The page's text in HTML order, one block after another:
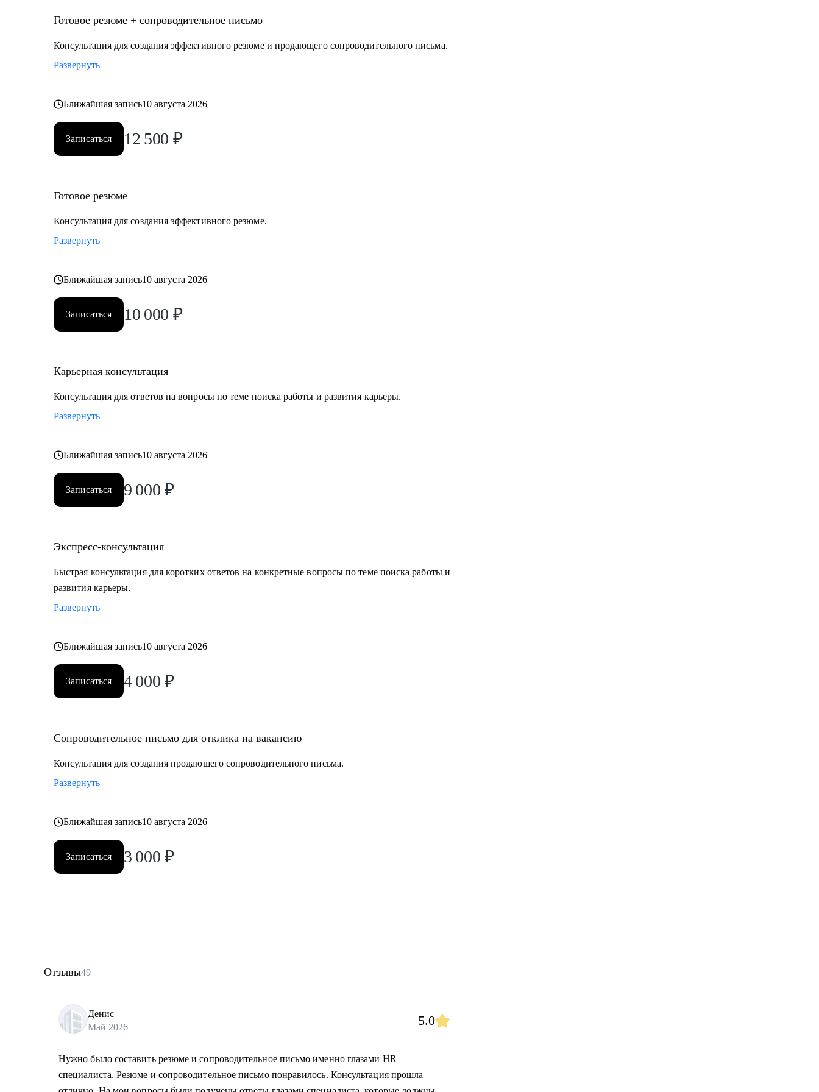
Руководителям и экспертам из отраслей и функциональных направлений:
• Нефтегаз и энергетика
• Строительство и девелопмент
• Логистика, закупки, управление цепями поставок
• Управление персоналом
• Юриспруденция и правовое сопровождение бизнеса
решение.
Готовое резюме + сопроводительное письмо
Консультация для создания эффективного резюме и продающего сопроводительного письма.
Развернуть
Ближайшая запись10 августа 2026
Записаться 12 500 ₽
Готовое резюме
Консультация для создания эффективного резюме.
Развернуть
Ближайшая запись10 августа 2026
Записаться 10 000 ₽
Карьерная консультация
Консультация для ответов на вопросы по теме поиска работы и развития карьеры.
Развернуть
Ближайшая запись10 августа 2026
Записаться 9 000 ₽
Экспресс-консультация
Быстрая консультация для коротких ответов на конкретные вопросы по теме поиска работы и
развития карьеры.
Развернуть
Ближайшая запись10 августа 2026
Записаться 4 000 ₽
Сопроводительное письмо для отклика на вакансию
Консультация для создания продающего сопроводительного письма.
Развернуть
Ближайшая запись10 августа 2026
Записаться 3 000 ₽
Отзывы49
Денис
Май 2026
5.0
Нужно было составить резюме и сопроводительное письмо именно глазами HR
специалиста. Резюме и сопроводительное письмо понравилось. Консультация прошла